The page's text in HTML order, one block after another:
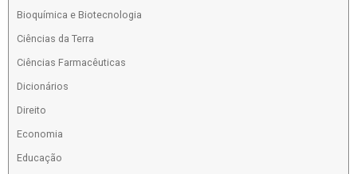
Bioquímica e Biotecnologia
Ciências da Terra
Ciências Farmacêuticas
Dicionários
Direito
Economia
Educação